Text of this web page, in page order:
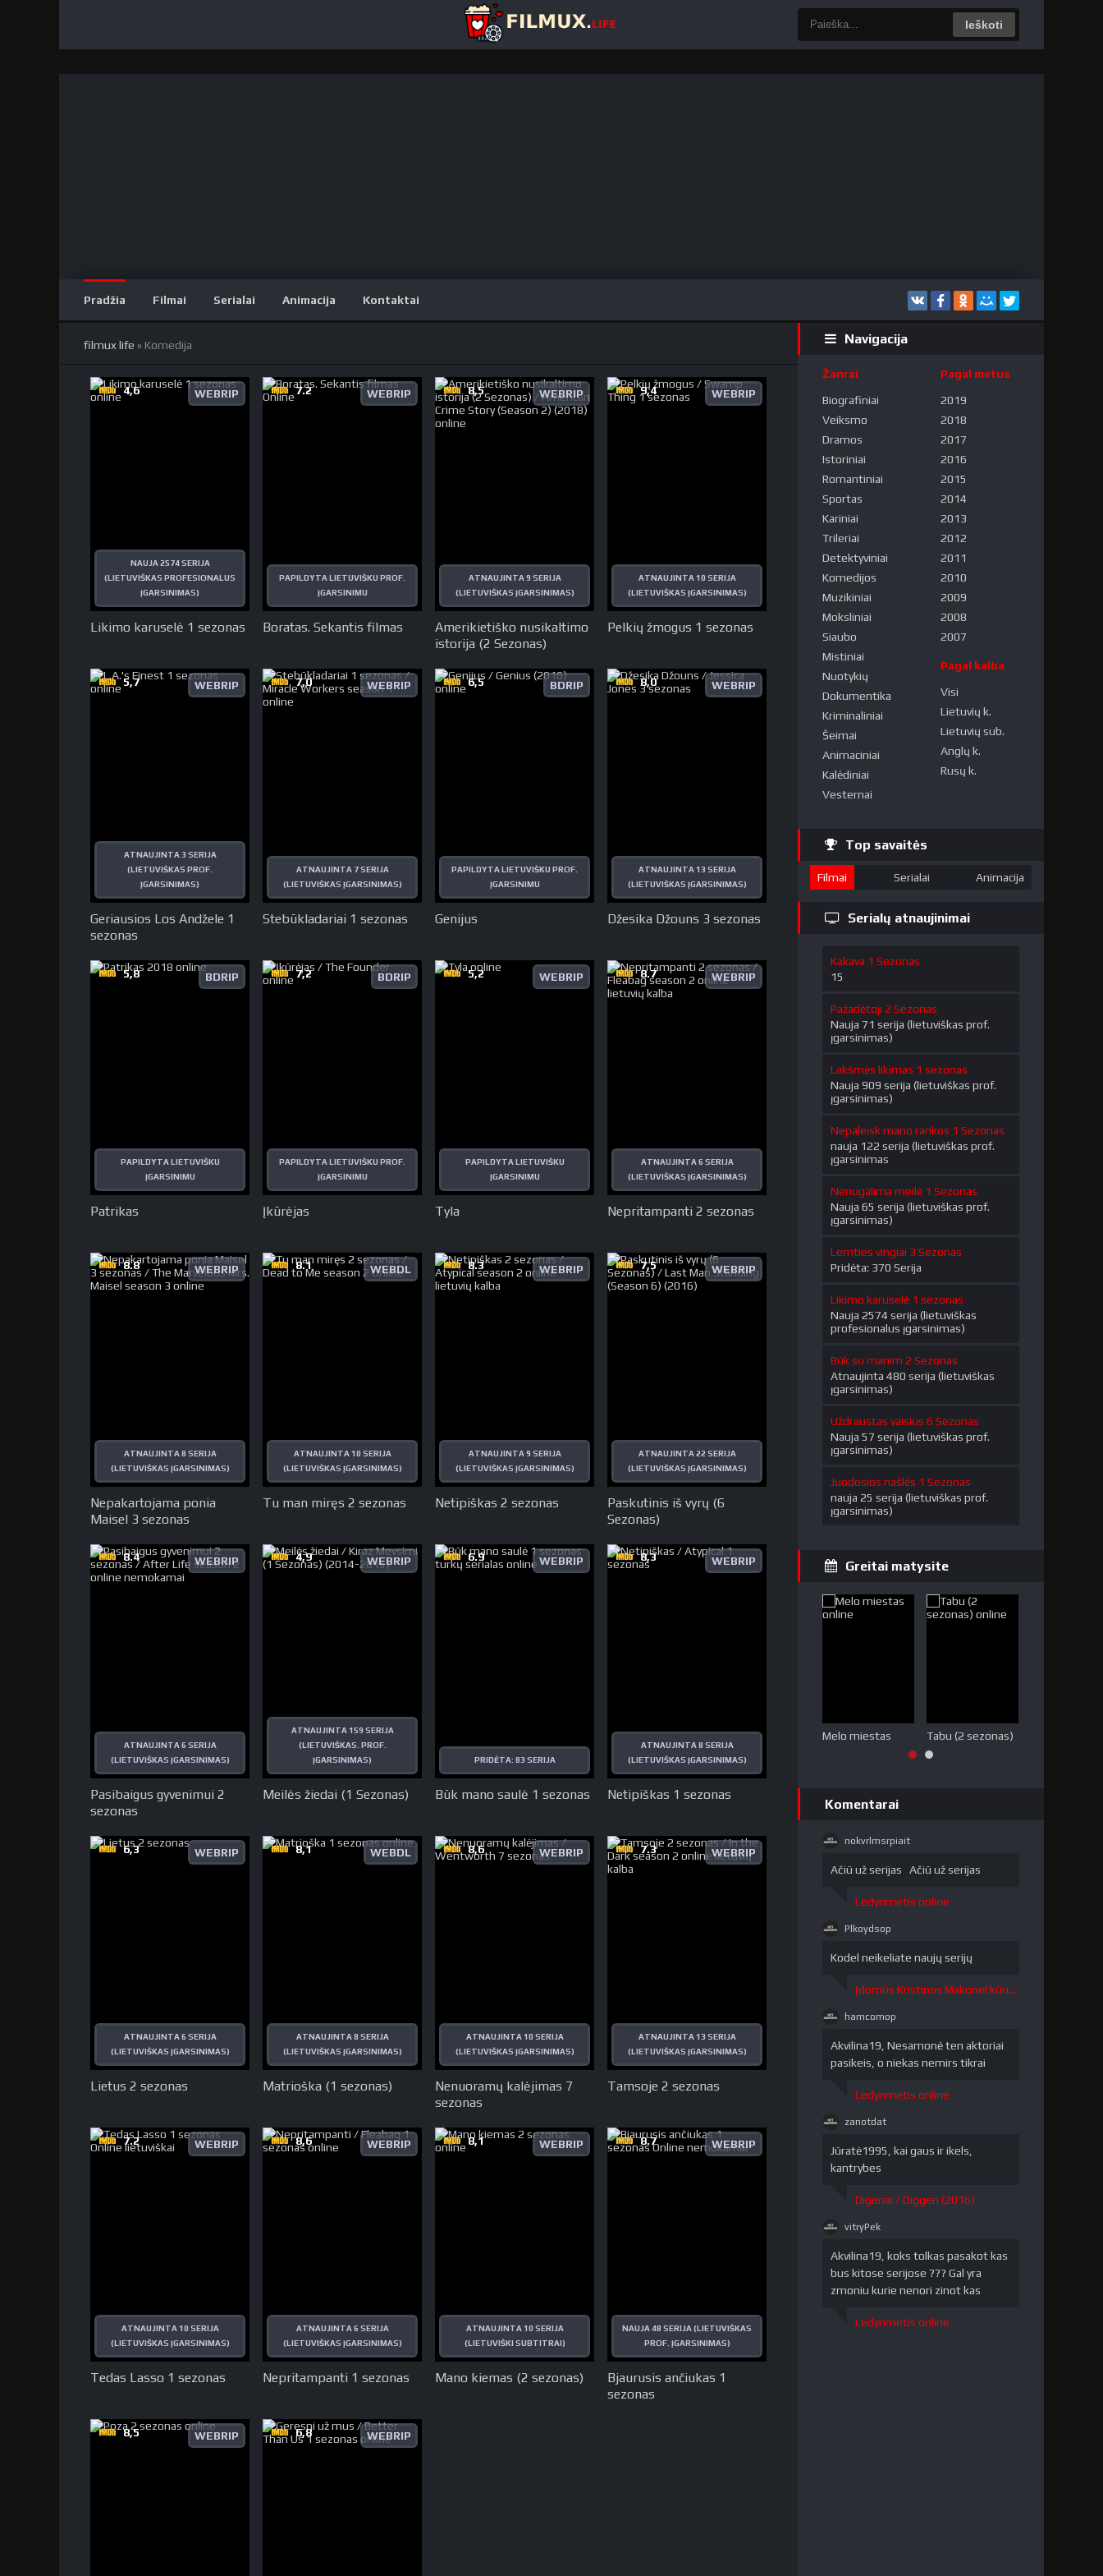
Ieškoti
Pradžia Filmai Serialai Animacija Kontaktai
filmux life » Komedija
Likimo karuselė 1 sezonas
WEBRIP
4,6
NAUJA 2574 SERIJA
(LIETUVIŠKAS PROFESIONALUS
ĮGARSINIMAS)
Boratas. Sekantis filmas
WEBRIP
7.2
PAPILDYTA LIETUVIŠKU PROF.
ĮGARSINIMU
Amerikietiško nusikaltimo
istorija (2 Sezonas)
WEBRIP
8,5
ATNAUJINTA 9 SERIJA
(LIETUVIŠKAS ĮGARSINIMAS)
Pelkių žmogus 1 sezonas
WEBRIP
9,4
ATNAUJINTA 10 SERIJA
(LIETUVIŠKAS ĮGARSINIMAS)
Geriausios Los Andžele 1
sezonas
WEBRIP
5,7
ATNAUJINTA 3 SERIJA
(LIETUVIŠKAS PROF.
ĮGARSINIMAS)
Stebūkladariai 1 sezonas
WEBRIP
7,0
ATNAUJINTA 7 SERIJA
(LIETUVIŠKAS ĮGARSINIMAS)
Genijus
BDRIP
6,5
PAPILDYTA LIETUVIŠKU PROF.
ĮGARSINIMU
Džesika Džouns 3 sezonas
WEBRIP
8,0
ATNAUJINTA 13 SERIJA
(LIETUVIŠKAS ĮGARSINIMAS)
Patrikas
BDRIP
5,8
PAPILDYTA LIETUVIŠKU
ĮGARSINIMU
Įkūrėjas
BDRIP
7,2
PAPILDYTA LIETUVIŠKU PROF.
ĮGARSINIMU
Tyla
WEBRIP
5,2
PAPILDYTA LIETUVIŠKU
ĮGARSINIMU
Nepritampanti 2 sezonas
WEBRIP
8.7
ATNAUJINTA 6 SERIJA
(LIETUVIŠKAS ĮGARSINIMAS)
Nepakartojama ponia
Maisel 3 sezonas
WEBRIP
8.8
ATNAUJINTA 8 SERIJA
(LIETUVIŠKAS ĮGARSINIMAS)
Tu man miręs 2 sezonas
WEBDL
8.1
ATNAUJINTA 10 SERIJA
(LIETUVIŠKAS ĮGARSINIMAS)
Netipiškas 2 sezonas
WEBRIP
8.3
ATNAUJINTA 9 SERIJA
(LIETUVIŠKAS ĮGARSINIMAS)
Paskutinis iš vyrų (6
Sezonas)
WEBRIP
7,5
ATNAUJINTA 22 SERIJA
(LIETUVIŠKAS ĮGARSINIMAS)
Pasibaigus gyvenimui 2
sezonas
WEBRIP
8.4
ATNAUJINTA 6 SERIJA
(LIETUVIŠKAS ĮGARSINIMAS)
Meilės žiedai (1 Sezonas)
WEBRIP
4,9
ATNAUJINTA 159 SERIJA
(LIETUVIŠKAS. PROF.
ĮGARSINIMAS)
Būk mano saulė 1 sezonas
WEBRIP
6.9
PRIDĖTA: 83 SERIJA
Netipiškas 1 sezonas
WEBRIP
8,3
ATNAUJINTA 8 SERIJA
(LIETUVIŠKAS ĮGARSINIMAS)
Lietus 2 sezonas
WEBRIP
6,3
ATNAUJINTA 6 SERIJA
(LIETUVIŠKAS ĮGARSINIMAS)
Matrioška (1 sezonas)
WEBDL
8,1
ATNAUJINTA 8 SERIJA
(LIETUVIŠKAS ĮGARSINIMAS)
Nenuoramų kalėjimas 7
sezonas
WEBRIP
8,6
ATNAUJINTA 10 SERIJA
(LIETUVIŠKAS ĮGARSINIMAS)
Tamsoje 2 sezonas
WEBRIP
7.3
ATNAUJINTA 13 SERIJA
(LIETUVIŠKAS ĮGARSINIMAS)
Tedas Lasso 1 sezonas
WEBRIP
7.2
ATNAUJINTA 10 SERIJA
(LIETUVIŠKAS ĮGARSINIMAS)
Nepritampanti 1 sezonas
WEBRIP
8,6
ATNAUJINTA 6 SERIJA
(LIETUVIŠKAS ĮGARSINIMAS)
Mano kiemas (2 sezonas)
WEBRIP
8,1
ATNAUJINTA 10 SERIJA
(LIETUVIŠKI SUBTITRAI)
Bjaurusis ančiukas 1
sezonas
WEBRIP
8.7
NAUJA 48 SERIJA (LIETUVIŠKAS
PROF. ĮGARSINIMAS)
WEBRIP
8,5 WEBRIP
6,8
Navigacija
Žanrai
Biografiniai
Veiksmo
Dramos
Istoriniai
Romantiniai
Sportas
Kariniai
Trileriai
Detektyviniai
Komedijos
Muzikiniai
Moksliniai
Siaubo
Mistiniai
Nuotykių
Dokumentika
Kriminaliniai
Šeimai
Animaciniai
Kalėdiniai
Vesternai
Pagal metus
2019
2018
2017
2016
2015
2014
2013
2012
2011
2010
2009
2008
2007
Pagal kalba
Visi
Lietuvių k.
Lietuvių sub.
Anglų k.
Rusų k.
Top savaitės
Filmai Serialai Animacija
Serialų atnaujinimai
Kakava 1 Sezonas
15
Pažadėtoji 2 Sezonas
Nauja 71 serija (lietuviškas prof.
įgarsinimas)
Lakšmės likimas 1 sezonas
Nauja 909 serija (lietuviškas prof.
įgarsinimas)
Nepaleisk mano rankos 1 Sezonas
nauja 122 serija (lietuviškas prof.
įgarsinimas
Nenugalima meilė 1 Sezonas
Nauja 65 serija (lietuviškas prof.
įgarsinimas)
Lemties vingiai 3 Sezonas
Pridėta: 370 Serija
Likimo karuselė 1 sezonas
Nauja 2574 serija (lietuviškas
profesionalus įgarsinimas)
Būk su manim 2 Sezonas
Atnaujinta 480 serija (lietuviškas
įgarsinimas)
Uždraustas vaisius 6 Sezonas
Nauja 57 serija (lietuviškas prof.
įgarsinimas)
Juodosios našlės 1 Sezonas
nauja 25 serija (lietuviškas prof.
įgarsinimas)
Greitai matysite
Melo miestas Tabu (2 sezonas)
Komentarai
nokvrlmsrpiait
Ačiū už serijas Ačiū už serijas
Ledynmetis online
/>
Plkoydsop
Kodel neikeliate naujų serijų
Įdomūs Kristinos Makonel kūriniai / The Curious Creations of Christine McConnell 1 sezonas
hamcomop
Akvilina19, Nesamonė ten aktoriai
pasikeis, o niekas nemirs tikrai
Ledynmetis online
zanotdat
Jūratė1995, kai gaus ir ikels,
kantrybes
Digeriai / Diggeri (2016)
vitryPek
Akvilina19, koks tolkas pasakot kas
bus kitose serijose ??? Gal yra
zmoniu kurie nenori zinot kas
Ledynmetis online